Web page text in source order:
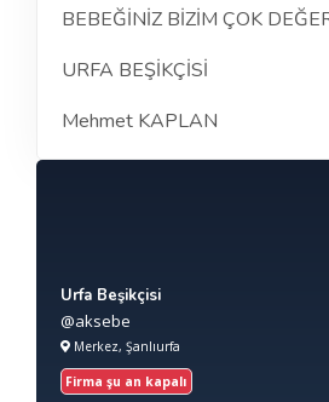
BEBEĞİNİZ BİZİM ÇOK
URFA BEŞİKÇİSİ
Mehmet KAPLAN
Urfa Beşikçisi
@aksebe
Merkez, Şanlıurfa
Firma şu an kapalı